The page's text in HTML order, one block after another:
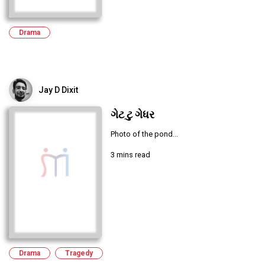
Drama
Jay D Dixit
ગેટ ટુ ગેધર
Photo of the pond...
3 mins read
Drama Tragedy